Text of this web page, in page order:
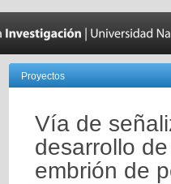
Proyectos
Vía de
desarrollo
embrión de